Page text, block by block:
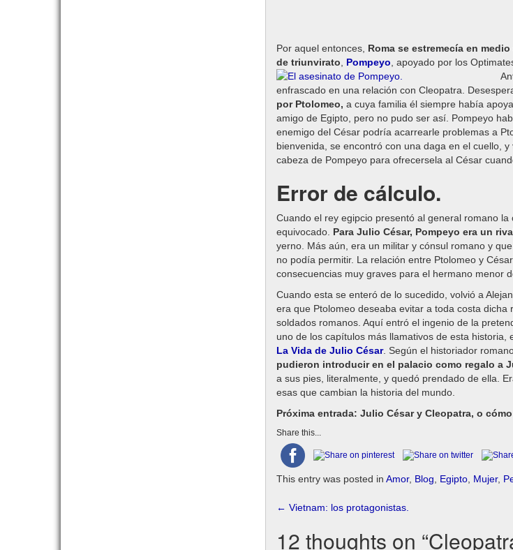
Por aquel entonces, Roma se estremecía en
de triunvirato, Pompeyo, apoyado por los
enfrascado en una relación con Cleopatra.
por Ptolomeo, a cuya familia él siempre había
amigo de Egipto, pero no pudo ser así. Pompeyo
enemigo del César podría acarrearle problemas a
bienvenida, se encontró con una daga en el cuello, y
cabeza de Pompeyo para ofrecersela al César
Error de cálculo.
Cuando el rey egipcio presentó al general romano
equivocado. Para Julio César, Pompeyo era un
yerno. Más aún, era un militar y cónsul romano y
no podía permitir. La relación entre Ptolomeo y
consecuencias muy graves para el hermano menor
Cuando esta se enteró de lo sucedido, volvió a
era que Ptolomeo deseaba evitar a toda costa
soldados romanos. Aquí entró el ingenio de la
uno de los capítulos más llamativos de esta historia,
La Vida de Julio César. Según el historiador
pudieron introducir en el palacio como regalo a
a sus pies, literalmente, y quedó prendado de ella.
esas que cambian la historia del mundo.
Próxima entrada: Julio César y Cleopatra, o
Share this...
This entry was posted in Amor, Blog, Egipto, Mujer,
Post
navigation
← Vietnam: los protagonistas.
12 thoughts on “